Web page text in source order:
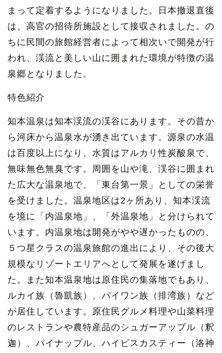
まって定着するようになりました。日本撤退直後
は、高官の招待所施設として接収されました。の
ちに民間の旅館経営者によって相次いで開発が行
われ、渓流と美しい山に囲まれた環境が特徴の温
泉郷となりました。
特色紹介
知本温泉は知本渓流の渓谷にあります。その昔か
ら河床から温泉水が湧き出ています。源泉の水温
は百度以上になり、水質はアルカリ性炭酸泉で、
無味無色無臭です。周囲を山や滝、渓谷に囲まれ
た広大な温泉地で、「東台第一景」としての栄誉
を受けました。温泉地区は2ヶ所あり、知本渓流
を境に「内温泉地」、「外温泉地」と分けられて
います。内温泉地は開発がやや遅かったものの、
５つ星クラスの温泉旅館の進出により、その後大
規模なリゾートエリアへとして発展を遂げまし
た。また知本温泉地は原住民の集落地でもあり、
ルカイ族（魯凱族）、パイワン族（排湾族）など
が居住しています。原住民グルメ料理や山菜料理
のレストランや農特産品のシュガーアップル（釈
迦）、パイナップル、ハイビスカスティー（洛神